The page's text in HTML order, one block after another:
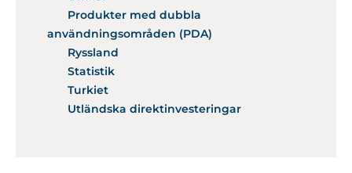
Produkter med dubbla
användningsområden (PDA)
Ryssland
Statistik
Turkiet
Utländska direktinvesteringar